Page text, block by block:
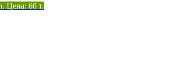
Цена: 60 т.